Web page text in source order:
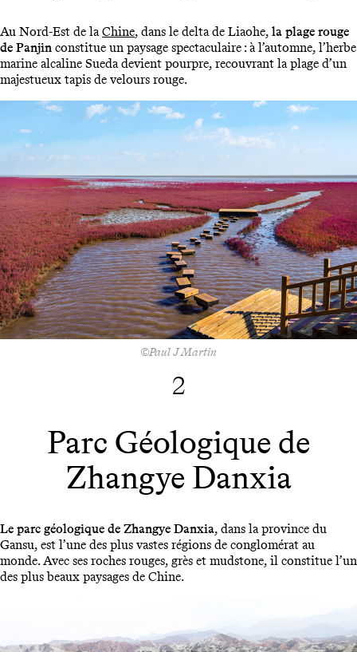
Au Nord-Est de la Chine, dans le delta de Liaohe, la plage rouge
de Panjin constitue un paysage spectaculaire : à l’automne, l’herbe
marine alcaline Sueda devient pourpre, recouvrant la plage d’un
majestueux tapis de velours rouge.
©Paul J Martin
2
Parc Géologique de
Zhangye Danxia
Le parc géologique de Zhangye Danxia, dans la province du
Gansu, est l’une des plus vastes régions de conglomérat au
monde. Avec ses roches rouges, grès et mudstone, il constitue l’un
des plus beaux paysages de Chine.